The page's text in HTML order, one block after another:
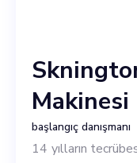
Makinesi
başlangıç danışmanı
14 yılların